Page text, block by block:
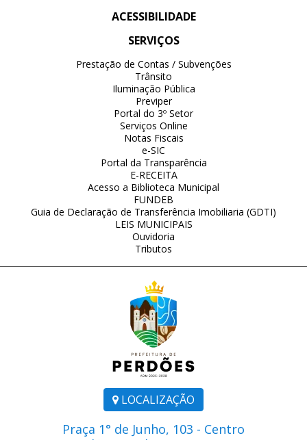
LOCALIZAÇÃO
Praça 1° de Junho, 103 - Centro
ACESSIBILIDADE
SERVIÇOS
Prestação de Contas / Subvenções
Trânsito
Iluminação Pública
Previper
Portal do 3º Setor
Serviços Online
Notas Fiscais
e-SIC
Portal da Transparência
E-RECEITA
Acesso a Biblioteca Municipal
FUNDEB
Guia de Declaração de Transferência Imobiliaria (GDTI)
LEIS MUNICIPAIS
Ouvidoria
Tributos